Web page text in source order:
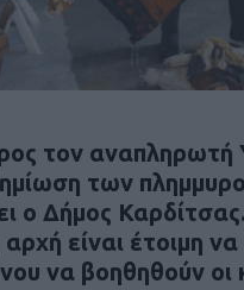
τον
των
ο Δήμος
αρχή είναι έτοιμη
να βοηθηθούν